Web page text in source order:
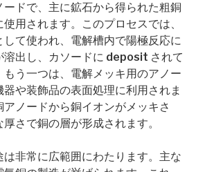
ードで、主に鉱石から得られた粗銅
用されます。このプロセスでは、
て使われ、電解槽内で陽極反応に
溶出し、カソードに deposit されて
う一つは、電解メッキ用のアノー
器や装飾品の表面処理に利用されま
ノードから銅イオンがメッキさ
さで銅の層が形成されます。
非常に広範囲にわたります。主な